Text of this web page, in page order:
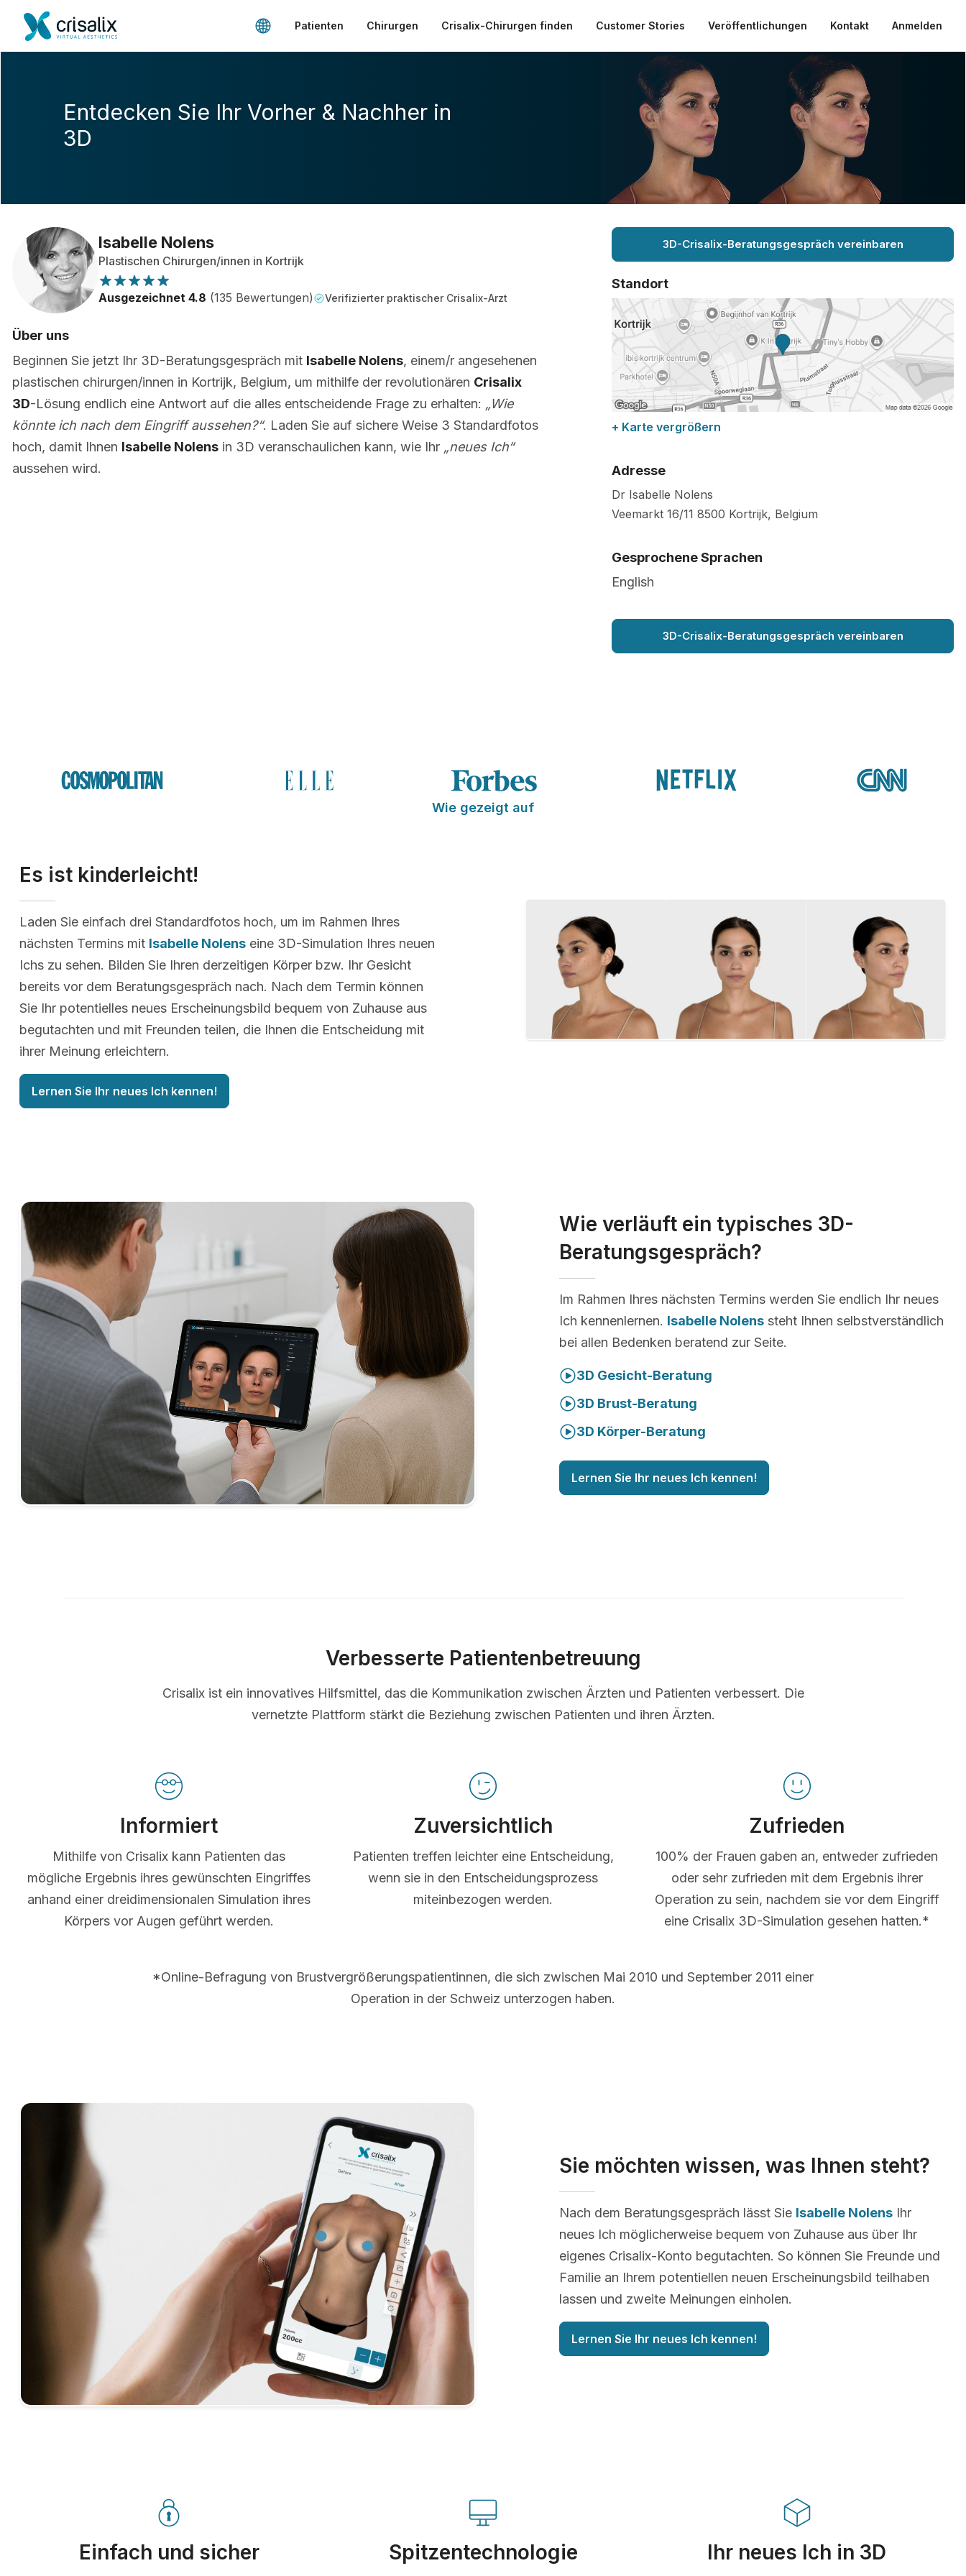
Patienten Chirurgen Crisalix-Chirurgen finden Customer Stories Veröffentlichungen Kontakt Anmelden
Entdecken Sie Ihr Vorher & Nachher in
3D
Isabelle Nolens
Plastischen Chirurgen/innen in Kortrijk
Ausgezeichnet 4.8 (135 Bewertungen) Verifizierter praktischer Crisalix-Arzt
Über uns
Beginnen Sie jetzt Ihr 3D-Beratungsgespräch mit Isabelle Nolens, einem/r angesehenen
plastischen chirurgen/innen in Kortrijk, Belgium, um mithilfe der revolutionären Crisalix
3D-Lösung endlich eine Antwort auf die alles entscheidende Frage zu erhalten: „Wie
könnte ich nach dem Eingriff aussehen?“. Laden Sie auf sichere Weise 3 Standardfotos
hoch, damit Ihnen Isabelle Nolens in 3D veranschaulichen kann, wie Ihr „neues Ich“
aussehen wird.
3D-Crisalix-Beratungsgespräch vereinbaren
Standort
+ Karte vergrößern
Adresse
Dr Isabelle Nolens
Veemarkt 16/11 8500 Kortrijk, Belgium
Gesprochene Sprachen
English
3D-Crisalix-Beratungsgespräch vereinbaren
Wie gezeigt auf
Es ist kinderleicht!
Laden Sie einfach drei Standardfotos hoch, um im Rahmen Ihres
nächsten Termins mit Isabelle Nolens eine 3D-Simulation Ihres neuen
Ichs zu sehen. Bilden Sie Ihren derzeitigen Körper bzw. Ihr Gesicht
bereits vor dem Beratungsgespräch nach. Nach dem Termin können
Sie Ihr potentielles neues Erscheinungsbild bequem von Zuhause aus
begutachten und mit Freunden teilen, die Ihnen die Entscheidung mit
ihrer Meinung erleichtern.
Lernen Sie Ihr neues Ich kennen!
Wie verläuft ein typisches 3D-
Beratungsgespräch?
Im Rahmen Ihres nächsten Termins werden Sie endlich Ihr neues
Ich kennenlernen. Isabelle Nolens steht Ihnen selbstverständlich
bei allen Bedenken beratend zur Seite.
3D Gesicht-Beratung
3D Brust-Beratung
3D Körper-Beratung
Lernen Sie Ihr neues Ich kennen!
Verbesserte Patientenbetreuung
Crisalix ist ein innovatives Hilfsmittel, das die Kommunikation zwischen Ärzten und Patienten verbessert. Die
vernetzte Plattform stärkt die Beziehung zwischen Patienten und ihren Ärzten.
Informiert
Mithilfe von Crisalix kann Patienten das
mögliche Ergebnis ihres gewünschten Eingriffes
anhand einer dreidimensionalen Simulation ihres
Körpers vor Augen geführt werden.
Zuversichtlich
Patienten treffen leichter eine Entscheidung,
wenn sie in den Entscheidungsprozess
miteinbezogen werden.
Zufrieden
100% der Frauen gaben an, entweder zufrieden
oder sehr zufrieden mit dem Ergebnis ihrer
Operation zu sein, nachdem sie vor dem Eingriff
eine Crisalix 3D-Simulation gesehen hatten.*
*Online-Befragung von Brustvergrößerungspatientinnen, die sich zwischen Mai 2010 und September 2011 einer
Operation in der Schweiz unterzogen haben.
Sie möchten wissen, was Ihnen steht?
Nach dem Beratungsgespräch lässt Sie Isabelle Nolens Ihr
neues Ich möglicherweise bequem von Zuhause aus über Ihr
eigenes Crisalix-Konto begutachten. So können Sie Freunde und
Familie an Ihrem potentiellen neuen Erscheinungsbild teilhaben
lassen und zweite Meinungen einholen.
Lernen Sie Ihr neues Ich kennen!
Einfach und sicher Spitzentechnologie Ihr neues Ich in 3D